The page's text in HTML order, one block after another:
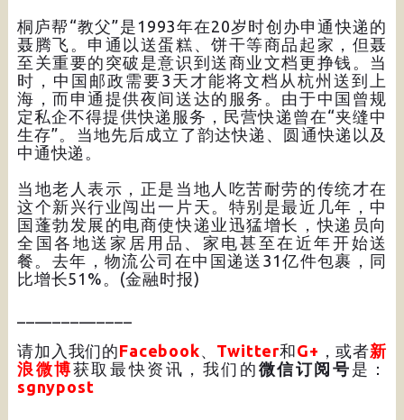
桐庐帮“教父”是1993年在20岁时创办申通快递的
聂腾飞。申通以送蛋糕、饼干等商品起家，但聂
至关重要的突破是意识到送商业文档更挣钱。当
时，中国邮政需要3天才能将文档从杭州送到上
海，而申通提供夜间送达的服务。由于中国曾规
定私企不得提供快递服务，民营快递曾在“夹缝中
生存”。当地先后成立了韵达快递、圆通快递以及
中通快递。
当地老人表示，正是当地人吃苦耐劳的传统才在
这个新兴行业闯出一片天。特别是最近几年，中
国蓬勃发展的电商使快递业迅猛增长，快递员向
全国各地送家居用品、家电甚至在近年开始送
餐。去年，物流公司在中国递送31亿件包裹，同
比增长51%。(金融时报)
请加入我们的Facebook Twitter和G+ ，或者新
浪微博获取最快资讯，我们的 微信订阅号 是：
sgnypost